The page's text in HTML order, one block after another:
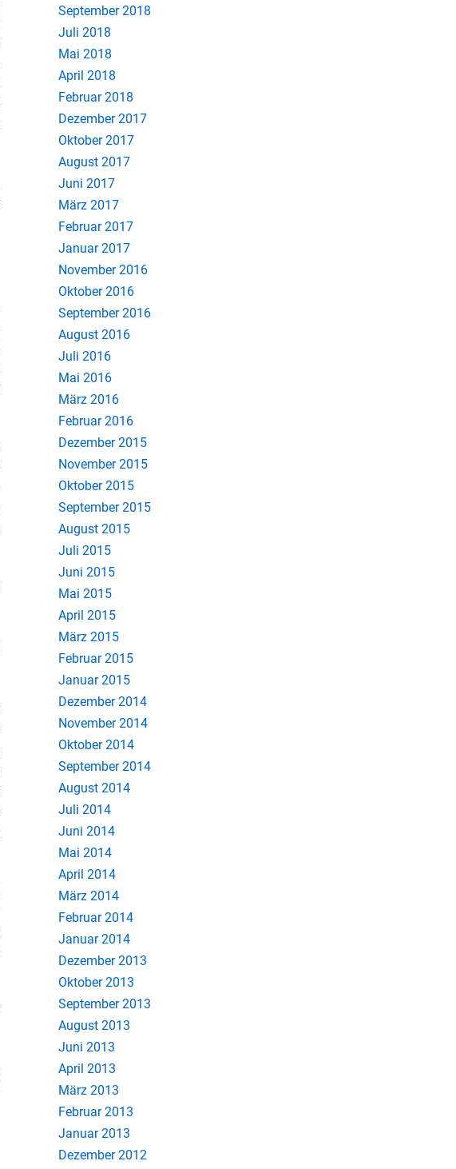
September 2018
Juli 2018
Mai 2018
April 2018
Februar 2018
Dezember 2017
Oktober 2017
August 2017
Juni 2017
März 2017
Februar 2017
Januar 2017
November 2016
Oktober 2016
September 2016
August 2016
Juli 2016
Mai 2016
März 2016
Februar 2016
Dezember 2015
November 2015
Oktober 2015
September 2015
August 2015
Juli 2015
Juni 2015
Mai 2015
April 2015
März 2015
Februar 2015
Januar 2015
Dezember 2014
November 2014
Oktober 2014
September 2014
August 2014
Juli 2014
Juni 2014
Mai 2014
April 2014
März 2014
Februar 2014
Januar 2014
Dezember 2013
Oktober 2013
September 2013
August 2013
Juni 2013
April 2013
März 2013
Februar 2013
Januar 2013
Dezember 2012